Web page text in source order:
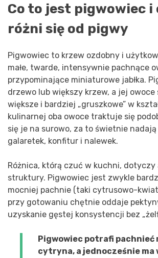
Co to jest pigwowiec i
różni się od pigwy
Pigwowiec to krzew ozdobny i
małe, twarde, intensywnie pachnące
przypominające miniaturowe jabłka.
drzewo lub większy krzew, a jej owoce
większe i bardziej „gruszkowe” w
kulinarnej oba owoce traktuje się
się je na surowo, za to świetnie nadają
galaretek, konfitur i nalewek.
Różnica, którą czuć w kuchni, dotyczy
struktury. Pigwowiec jest zwykle
mocniej pachnie (taki cytrusowo-
przy gotowaniu chętnie oddaje
uzyskanie gęstej konsystencji bez
Pigwowiec potrafi pachnieć
cytryna, a jednocześnie ma